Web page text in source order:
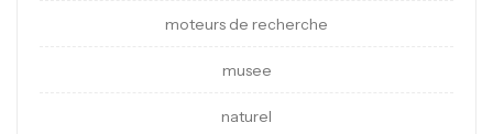
moteurs de recherche
musee
naturel